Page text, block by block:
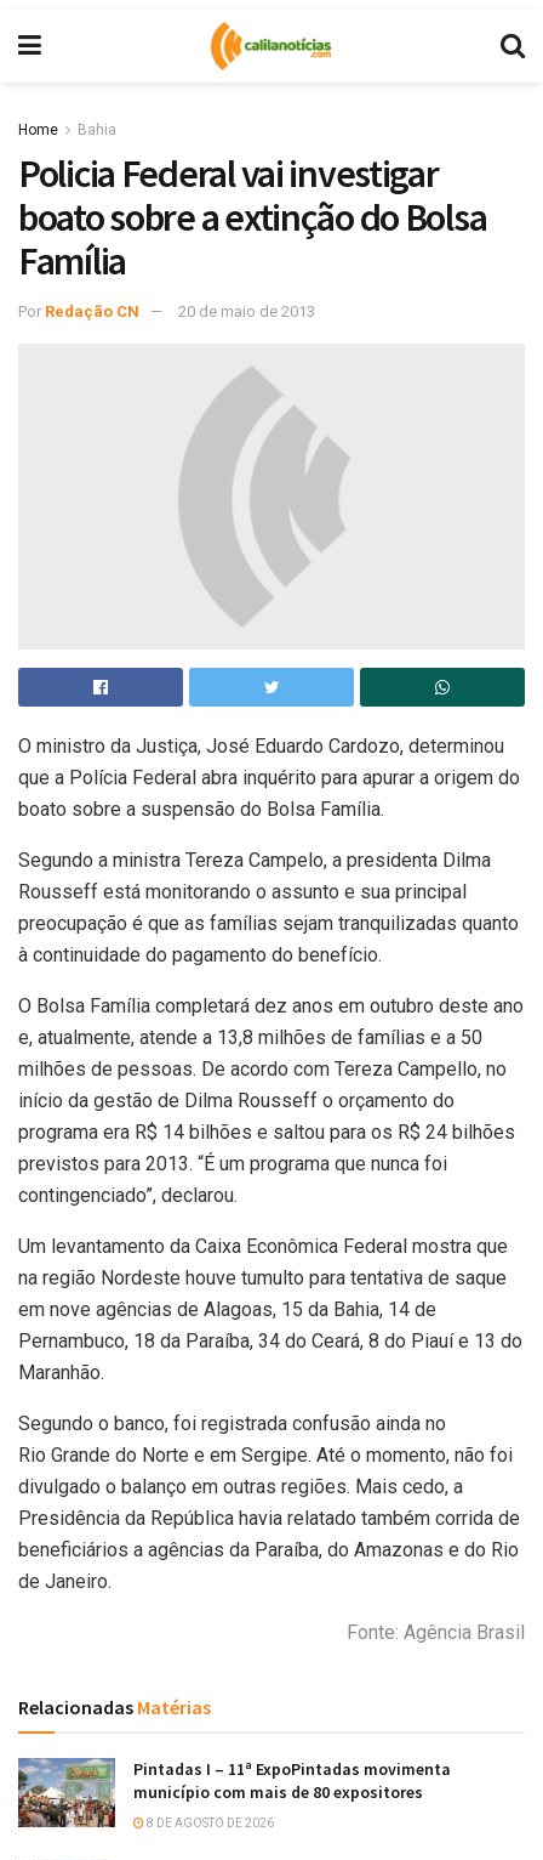
Home Bahia
Policia Federal vai investigar
boato sobre a extinção do Bolsa
Família
Por Redação CN 20 de maio de 2013
O ministro da Justiça, José Eduardo Cardozo, determinou
que a Polícia Federal abra inquérito para apurar a origem do
boato sobre a suspensão do Bolsa Família.
Segundo a ministra Tereza Campelo, a presidenta Dilma
Rousseff está monitorando o assunto e sua principal
preocupação é que as famílias sejam tranquilizadas quanto
à continuidade do pagamento do benefício.
O Bolsa Família completará dez anos em outubro deste ano
e, atualmente, atende a 13,8 milhões de famílias e a 50
milhões de pessoas. De acordo com Tereza Campello, no
início da gestão de Dilma Rousseff o orçamento do
programa era R$ 14 bilhões e saltou para os R$ 24 bilhões
previstos para 2013. “É um programa que nunca foi
contingenciado”, declarou.
Um levantamento da Caixa Econômica Federal mostra que
na região Nordeste houve tumulto para tentativa de saque
em nove agências de Alagoas, 15 da Bahia, 14 de
Pernambuco, 18 da Paraíba, 34 do Ceará, 8 do Piauí e 13 do
Maranhão.
Segundo o banco, foi registrada confusão ainda no
Rio Grande do Norte e em Sergipe. Até o momento, não foi
divulgado o balanço em outras regiões. Mais cedo, a
Presidência da República havia relatado também corrida de
beneficiários a agências da Paraíba, do Amazonas e do Rio
de Janeiro.
Fonte: Agência Brasil
Relacionadas Matérias
Pintadas I – 11ª ExpoPintadas movimenta
município com mais de 80 expositores
8 DE AGOSTO DE 2026